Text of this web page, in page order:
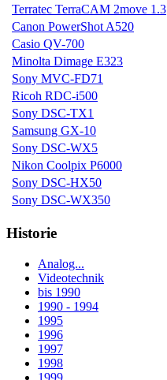
Terratec TerraCAM 2move 1.3
Canon PowerShot A520
Casio QV-700
Minolta Dimage E323
Sony MVC-FD71
Ricoh RDC-i500
Sony DSC-TX1
Samsung GX-10
Sony DSC-WX5
Nikon Coolpix P6000
Sony DSC-HX50
Sony DSC-WX350
Historie
Analog...
Videotechnik
bis 1990
1990 - 1994
1995
1996
1997
1998
1999